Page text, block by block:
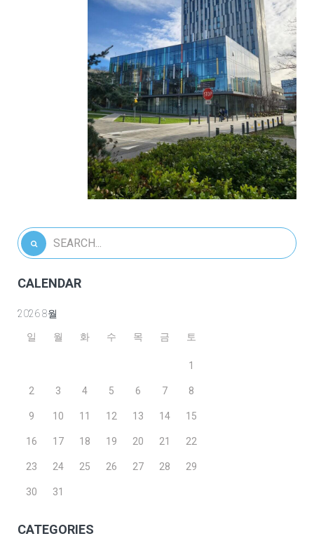
CALENDAR
2026 8월
일 월 화 수 목 금 토
1
2 3 4 5 6 7 8
9 10 11 12 13 14 15
16 17 18 19 20 21 22
23 24 25 26 27 28 29
30 31
CATEGORIES